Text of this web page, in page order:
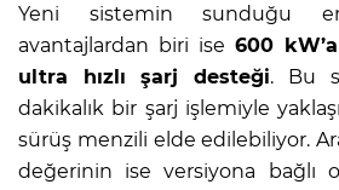
Yeni sistemin sunduğu
avantajlardan biri ise 600
ultra hızlı şarj desteği. Bu
dakikalık bir şarj işlemiyle
sürüş menzili elde edilebiliyor.
değerinin ise versiyona bağlı